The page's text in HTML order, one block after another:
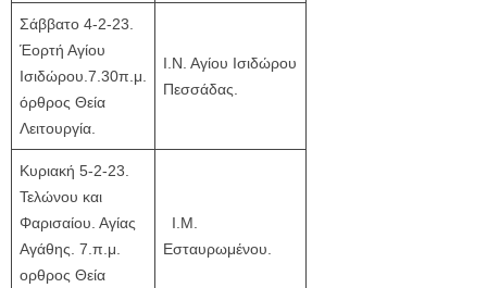
Σάββατο 4-2-23.
Έορτή Αγίου
Ισιδώρου.7.30π.μ.
όρθρος Θεία
Λειτουργία.
Ι.Ν. Αγίου Ισιδώρου
Πεσσάδας.
Κυριακή 5-2-23.
Τελώνου και
Φαρισαίου. Αγίας
Αγάθης. 7.π.μ.
ορθρος Θεία
Ι.Μ.
Εσταυρωμένου.